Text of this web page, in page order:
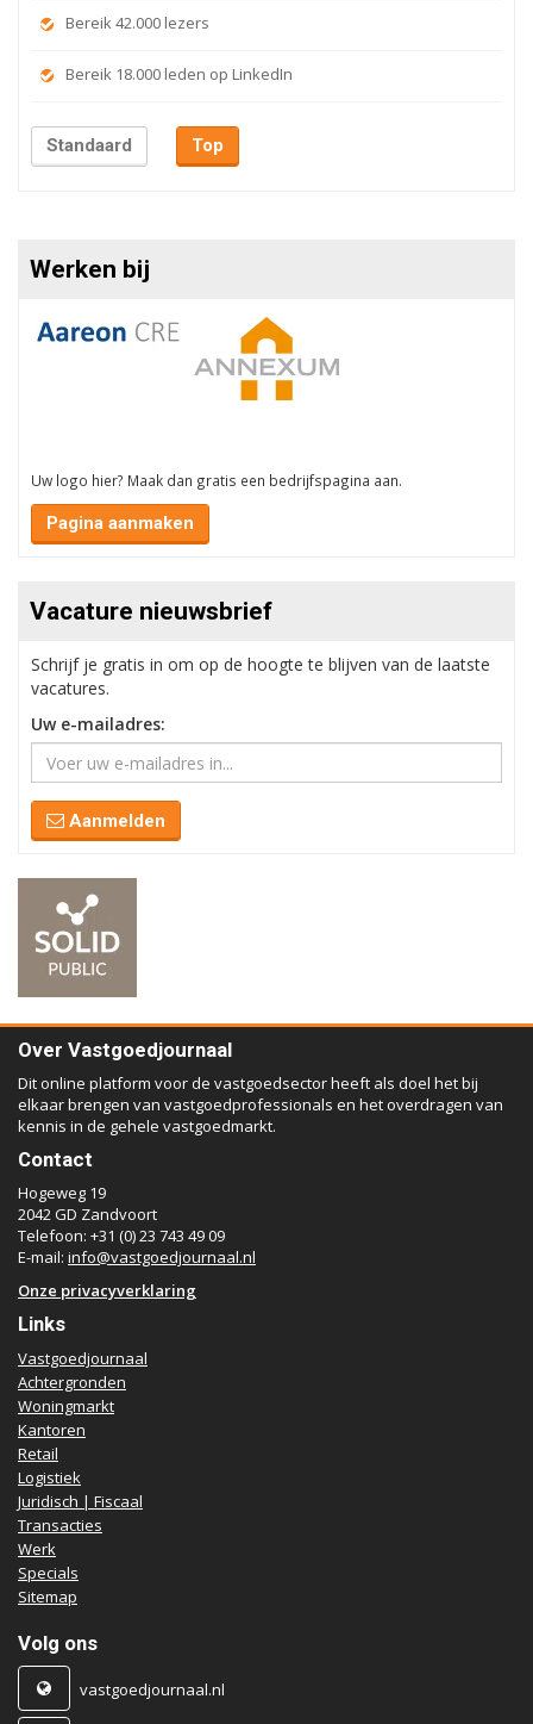
Bereik 42.000 lezers
Bereik 18.000 leden op LinkedIn
Standaard Top
Werken bij
Uw logo hier? Maak dan gratis een bedrijfspagina aan.
Pagina aanmaken
Vacature nieuwsbrief
Schrijf je gratis in om op de hoogte te blijven van de laatste
vacatures.
Uw e-mailadres:
Aanmelden
Over Vastgoedjournaal
Dit online platform voor de vastgoedsector heeft als doel het bij
elkaar brengen van vastgoedprofessionals en het overdragen van
kennis in de gehele vastgoedmarkt.
Contact
Hogeweg 19
2042 GD Zandvoort
Telefoon: +31 (0) 23 743 49 09
E-mail: info@vastgoedjournaal.nl
Onze privacyverklaring
Links
Vastgoedjournaal
Achtergronden
Woningmarkt
Kantoren
Retail
Logistiek
Juridisch | Fiscaal
Transacties
Werk
Specials
Sitemap
Volg ons
vastgoedjournaal.nl